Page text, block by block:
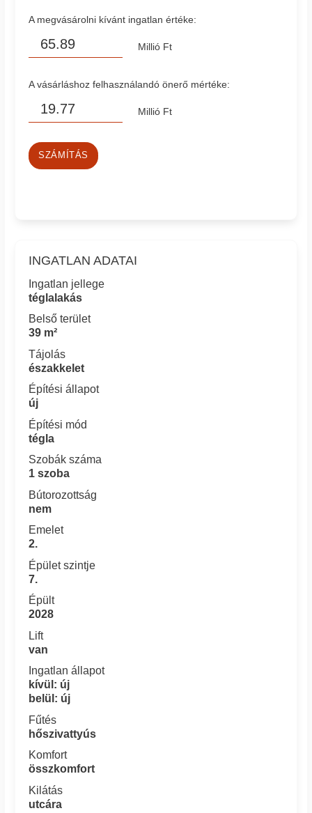
A megvásárolni kívánt ingatlan értéke:
Millió Ft
A vásárláshoz felhasználandó önerő mértéke:
Millió Ft
SZÁMÍTÁS
INGATLAN ADATAI
Ingatlan jellege
téglalakás
Belső terület
39 m²
Tájolás
északkelet
Építési állapot
új
Építési mód
tégla
Szobák száma
1 szoba
Bútorozottság
nem
Emelet
2.
Épület szintje
7.
Épült
2028
Lift
van
Ingatlan állapot
kívül: új
belül: új
Fűtés
hőszivattyús
Komfort
összkomfort
Kilátás
utcára